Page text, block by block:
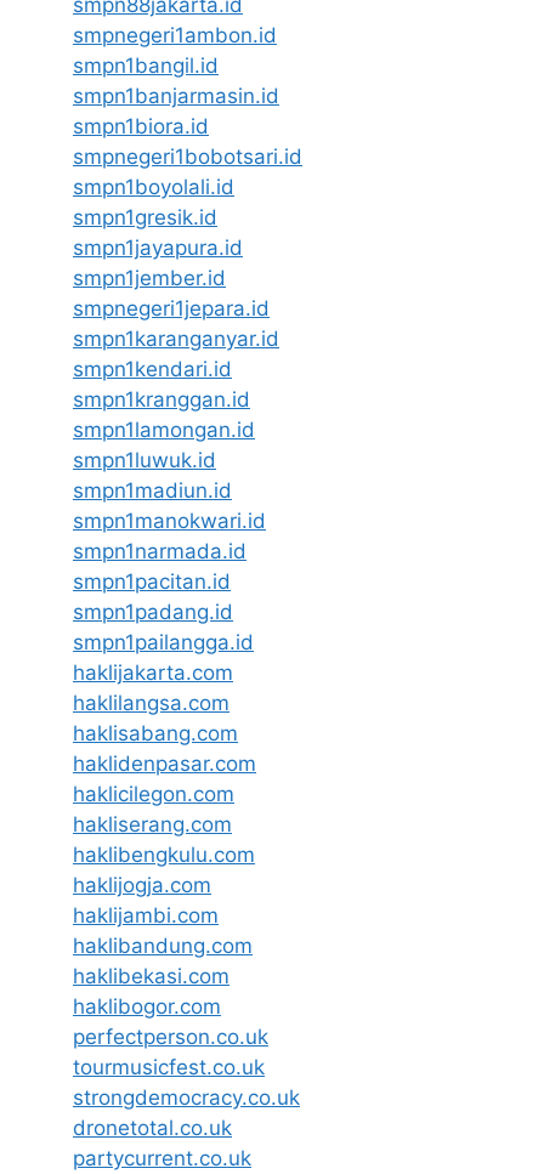
smpnegeri1ambon.id
smpn1bangil.id
smpn1banjarmasin.id
smpn1biora.id
smpnegeri1bobotsari.id
smpn1boyolali.id
smpn1gresik.id
smpn1jayapura.id
smpn1jember.id
smpnegeri1jepara.id
smpn1karanganyar.id
smpn1kendari.id
smpn1kranggan.id
smpn1lamongan.id
smpn1luwuk.id
smpn1madiun.id
smpn1manokwari.id
smpn1narmada.id
smpn1pacitan.id
smpn1padang.id
smpn1pailangga.id
haklijakarta.com
haklilangsa.com
haklisabang.com
haklidenpasar.com
haklicilegon.com
hakliserang.com
haklibengkulu.com
haklijogja.com
haklijambi.com
haklibandung.com
haklibekasi.com
haklibogor.com
perfectperson.co.uk
tourmusicfest.co.uk
strongdemocracy.co.uk
dronetotal.co.uk
partycurrent.co.uk